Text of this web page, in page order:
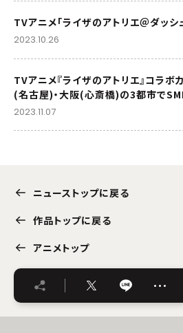
TVアニメ「ライザのアトリエ＠ダッシ
2023.10.26
TVアニメ『ライザのアトリエ』コラボ
(名古屋)・大阪(心斎橋)の3都市で
催決定！
2023.11.07
ニューストップに戻る
作品トップに戻る
アニメトップ
…